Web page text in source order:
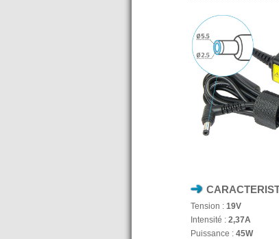
Tension : 19V
Intensité : 2,37A
Puissance : 45W